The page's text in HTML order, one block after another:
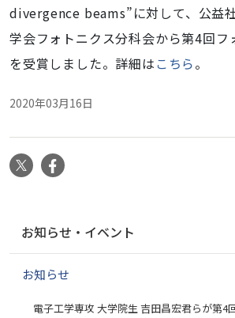
divergence beams”に対して、公益
学会フォトニクス分科会から第4回フ
を受賞しました。詳細は こちら。
2020年03月16日
X
ゲ
お知らせ・イベント
お知らせ
電子工学専攻 大学院生 吉田昌宏君らが第4